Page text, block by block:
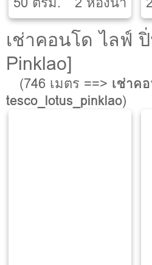
เช่าคอนโด ไลฟ์
Pinklao]
(746 เมตร ==> เช่าค
tesco_lotus_pinklao)